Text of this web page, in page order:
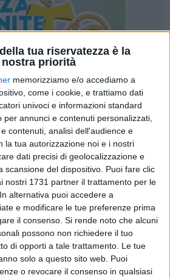
tua riservatezza è la
nostra priorità
memorizziamo e/o accediamo a
come i cookie, e trattiamo dati
univoci e informazioni standard
per annunci e contenuti personalizzati,
contenuti, analisi dell'audience e
la tua autorizzazione noi e i nostri
dati precisi di geolocalizzazione e
scansione del dispositivo. Puoi fare clic
nostri 1731 partner il trattamento per le
alternativa puoi accedere a
e modificare le tue preferenze prima
il consenso. Si rende noto che alcuni
possono non richiedere il tuo
di opporti a tale trattamento. Le tue
solo a questo sito web. Puoi
o revocare il consenso in qualsiasi
presieduta dalla dottoressa
col patrocinio di Regione Puglia,
– Puglia Salute e Banca del
la tavola rotonda dal titolo
e prospettiva fra welfare e clinica",
alle 18:00, presso l'auditorium
in piazza C.A. Dalla Chiesa, 12.